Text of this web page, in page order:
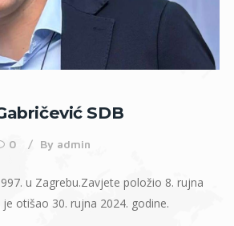
SDB
0 By admin
u Zagrebu.Zavjete položio 8. rujna
otišao 30. rujna 2024. godine.